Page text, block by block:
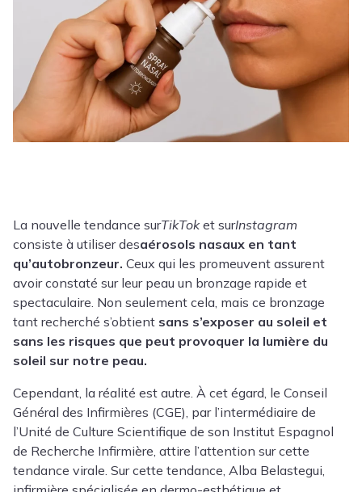
La nouvelle tendance surTikToket surInstagram
consiste à utiliser desaérosols nasaux en tant
qu’autobronzeur. Ceux qui les promeuvent assurent
avoir constaté sur leur peau un bronzage rapide et
spectaculaire. Non seulement cela, mais ce bronzage
tant recherché s’obtient sans s’exposer au soleil et
sans les risques que peut provoquer la lumière du
soleil sur notre peau.
Cependant, la réalité est autre. À cet égard, le Conseil
Général des Infirmières (CGE), par l’intermédiaire de
l’Unité de Culture Scientifique de son Institut Espagnol
de Recherche Infirmière, attire l’attention sur cette
tendance virale. Sur cette tendance, Alba Belastegui,